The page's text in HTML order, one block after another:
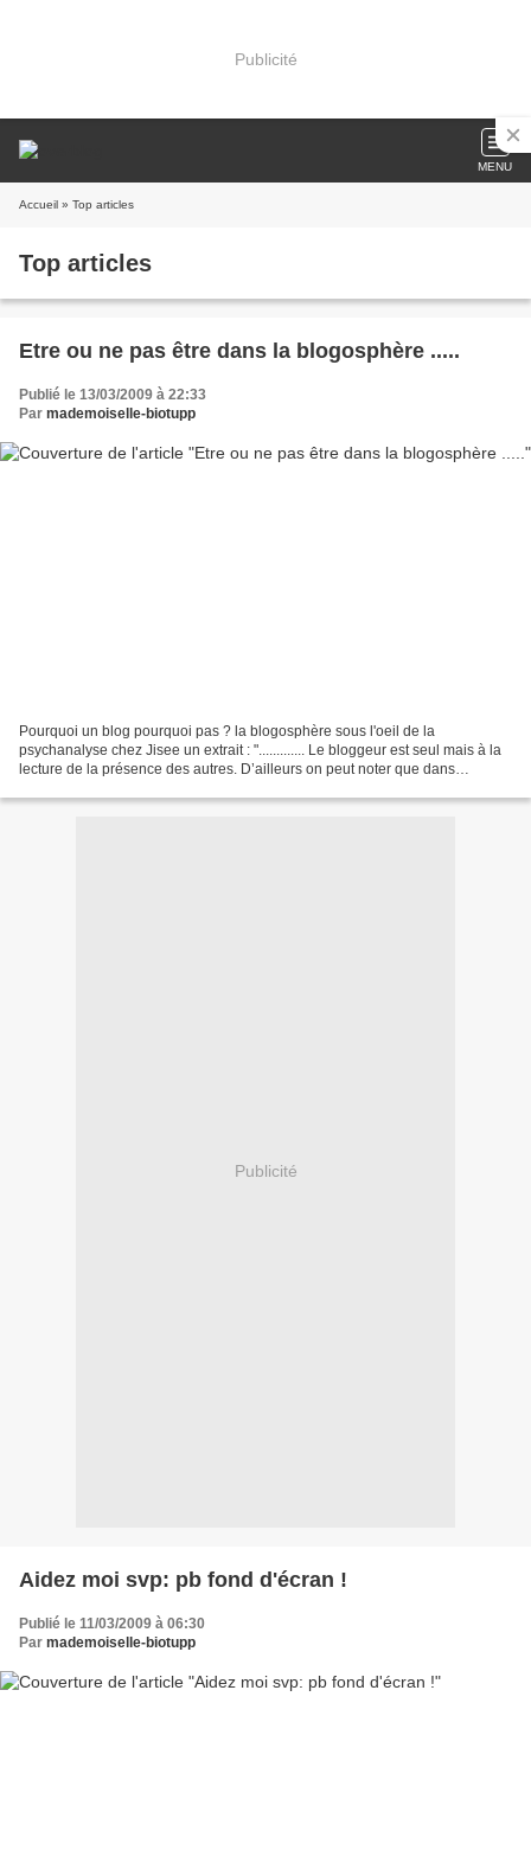
Publicité
MENU
Accueil » Top articles
Top articles
Etre ou ne pas être dans la blogosphère .....
Publié le 13/03/2009 à 22:33
Par mademoiselle-biotupp
Pourquoi un blog pourquoi pas ? la blogosphère sous l'oeil de la
psychanalyse chez Jisee un extrait : "............. Le bloggeur est seul mais à la
lecture de la présence des autres. D’ailleurs on peut noter que dans
Publicité
Aidez moi svp: pb fond d'écran !
Publié le 11/03/2009 à 06:30
Par mademoiselle-biotupp